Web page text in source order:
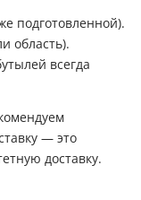
подготовленной).
область).
всегда
— это
доставку.